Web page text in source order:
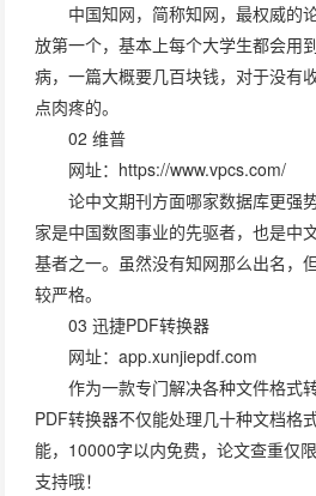
中国知网，简称知网，最权威的
放第一个，基本上每个大学生都会用
病，一篇大概要几百块钱，对于没有
点肉疼的。
02 维普
网址：https://www.vpcs.com/
论中文期刊方面哪家数据库更强
家是中国数图事业的先驱者，也是中
基者之一。虽然没有知网那么出名，
较严格。
03 迅捷PDF转换器
网址：app.xunjiepdf.com
作为一款专门解决各种文件格式
PDF转换器不仅能处理几十种文档格
能，10000字以内免费，论文查重仅
支持哦！